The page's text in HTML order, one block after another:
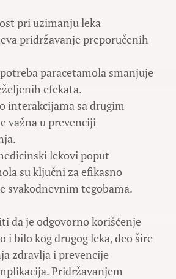
pri uzimanju leka
pridržavanje preporučenih
paracetamola smanjuje
efekata.
interakcijama sa drugim
važna u prevenciji
lekovi poput
su ključni za efikasno
svakodnevnim tegobama.
da je odgovorno korišćenje
i bilo kog drugog leka, deo šire
zdravlja i prevencije
Pridržavanjem